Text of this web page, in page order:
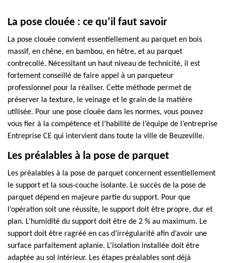
La pose clouée : ce qu’il faut savoir
La pose clouée convient essentiellement au parquet en bois
massif, en chêne, en bambou, en hêtre, et au parquet
contrecollé. Nécessitant un haut niveau de technicité, il est
fortement conseillé de faire appel à un parqueteur
professionnel pour la réaliser. Cette méthode permet de
préserver la texture, le veinage et le grain de la matière
utilisée. Pour une pose clouée dans les normes, vous pouvez
vous fier à la compétence et l’habilité de l’équipe de l’entreprise
Entreprise CE qui intervient dans toute la ville de Beuzeville.
Les préalables à la pose de parquet
Les préalables à la pose de parquet concernent essentiellement
le support et la sous-couche isolante. Le succès de la pose de
parquet dépend en majeure partie du support. Pour que
l’opération soit une réussite, le support doit être propre, dur et
plan. L’humidité du support doit être de 2 % au maximum. Le
support doit être ragréé en cas d’irrégularité afin d’avoir une
surface parfaitement aplanie. L’isolation installée doit être
adaptée au sol intérieur. Les étapes préalables sont déjà